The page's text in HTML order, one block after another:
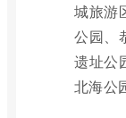
城旅游
公园、
遗址公
北海公